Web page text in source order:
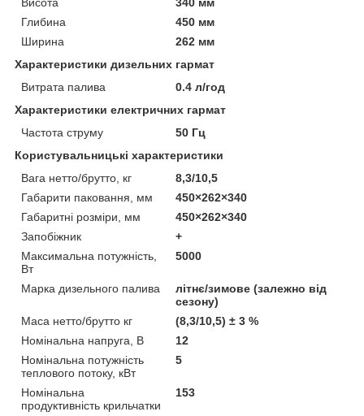
Глибина
450 мм
Ширина
262 мм
Характеристики дизельних гармат
Витрата палива
0.4 л/год
Характеристики електричних гармат
Частота струму
50 Гц
Користувальницькі характеристики
Вага нетто/брутто, кг
8,3/10,5
Габарити паковання, мм
450×262×340
Габаритні розміри, мм
450×262×340
Запобіжник
+
Максимальна потужність,
Вт
5000
Марка дизельного палива
літнє/зимове (залежно від
сезону)
Маса нетто/брутто кг
(8,3/10,5) ± 3 %
Номінальна напруга, В
12
Номінальна потужність
теплового потоку, кВт
5
Номінальна
продуктивність крильчатки
153